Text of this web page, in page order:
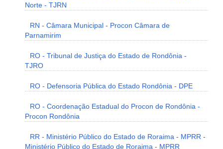
Norte - TJRN
RN - Câmara Municipal - Procon Câmara de
Parnamirim
RO - Tribunal de Justiça do Estado de Rondônia -
TJRO
RO - Defensoria Pública do Estado Rondônia - DPE
RO - Coordenação Estadual do Procon de Rondônia -
Procon Rondônia
RR - Ministério Público do Estado de Roraima - MPRR -
Ministério Público do Estado de Roraima - MPRR